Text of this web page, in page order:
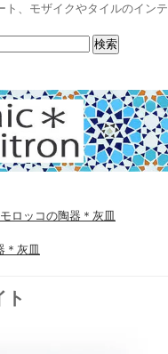
、モザイクやタイルのイン
モロッコの陶器＊灰皿
＊灰皿